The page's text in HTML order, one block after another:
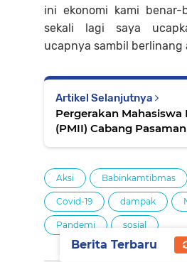
ini ekonomi kami benar-
sekali lagi saya
ucapnya sambil berlinang
Artikel Selanjutnya
Pergerakan Mahasiswa
(PMII) Cabang
Aksi Babinkamtibmas
Covid-19 dampak
Pandemi sosial
Berita Terbaru